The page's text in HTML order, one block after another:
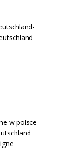
w polsce